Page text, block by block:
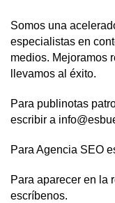
Somos una
especialistas en
medios. Mejoramos
llevamos al éxito.
Para publinotas
escribir a
Para Agencia SEO
Para aparecer en la
escríbenos.